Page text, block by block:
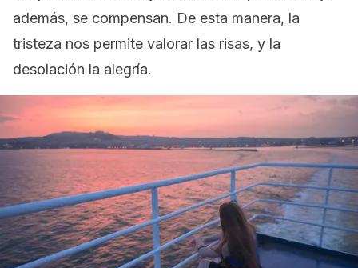
además, se compensan. De esta manera, la
tristeza nos permite valorar las risas, y la
desolación la alegría.